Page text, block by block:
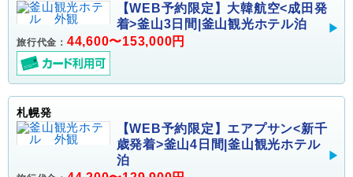
【WEB予約限定】大韓航空<成田発
着>釜山3日間|釜山観光ホテル泊
旅行代金： 44,600〜153,000円
札幌発
【WEB予約限定】エアプサン<新千
歳発着>釜山4日間|釜山観光ホテル
泊